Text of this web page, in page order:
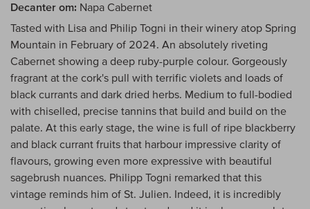
Decanter om: Napa Cabernet
Tasted with Lisa and Philip Togni in their winery atop Spring
Mountain in February of 2024. An absolutely riveting
Cabernet showing a deep ruby-purple colour. Gorgeously
fragrant at the cork's pull with terrific violets and loads of
black currants and dark dried herbs. Medium to full-bodied
with chiselled, precise tannins that build and build on the
palate. At this early stage, the wine is full of ripe blackberry
and black currant fruits that harbour impressive clarity of
flavours, growing even more expressive with beautiful
sagebrush nuances. Philipp Togni remarked that this
vintage reminds him of St. Julien. Indeed, it is incredibly